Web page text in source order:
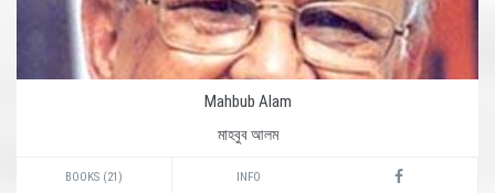
Mahbub Alam
মাহবুব আলম
BOOKS (21) INFO